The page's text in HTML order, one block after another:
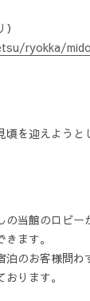
ryokka/
を迎えようと
当館のロビー
ます。
のお客様問わ
ります。